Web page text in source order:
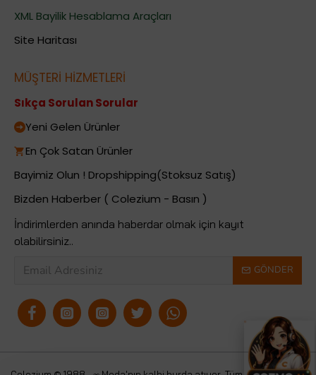
XML Bayilik Hesablama Araçları
Site Haritası
MÜŞTERİ HİZMETLERİ
Sıkça Sorulan Sorular
Yeni Gelen Ürünler
En Çok Satan Ürünler
Bayimiz Olun ! Dropshipping(Stoksuz Satış)
Bizden Haberber ( Colezium - Basın )
İndirimlerden anında haberdar olmak için kayıt
olabilirsiniz..
GÖNDER